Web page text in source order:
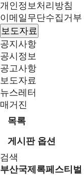
개인정보처리방침
이메일무단수집거부
보도자료
공지사항
공시정보
공고사항
보도자료
뉴스레터
매거진
목록
게시판 옵션
검색
부산국제록페스티벌